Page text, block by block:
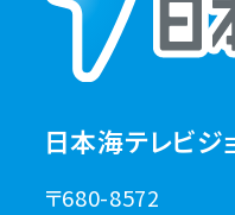
日本海テレビ
〒680-8572